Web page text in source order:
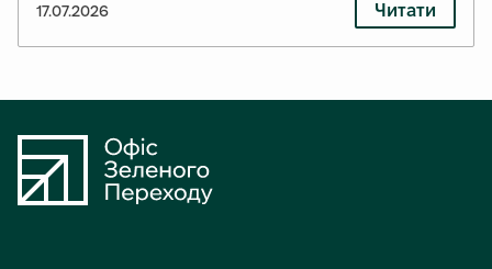
17.07.2026 Читати